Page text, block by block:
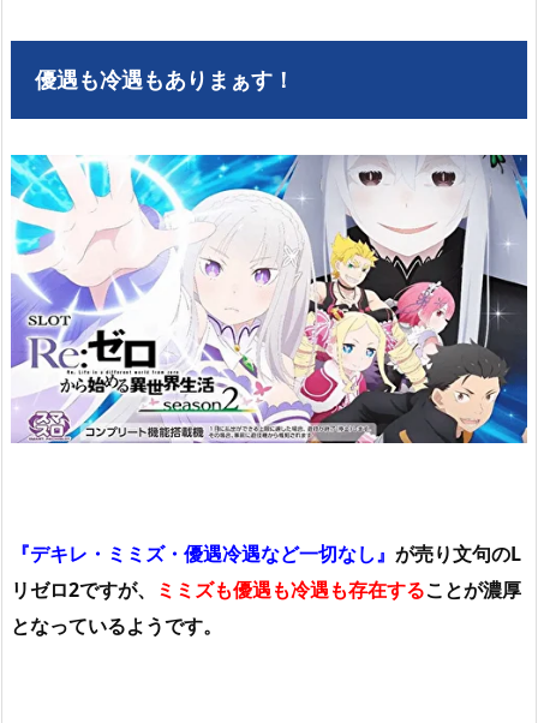
優遇も冷遇もありまぁす！
『デキレ・ミミズ・優遇冷遇など一切なし』 が売り文句のL
リゼロ2ですが、
ミミズも優遇も冷遇も存在することが濃厚
となっているようです。